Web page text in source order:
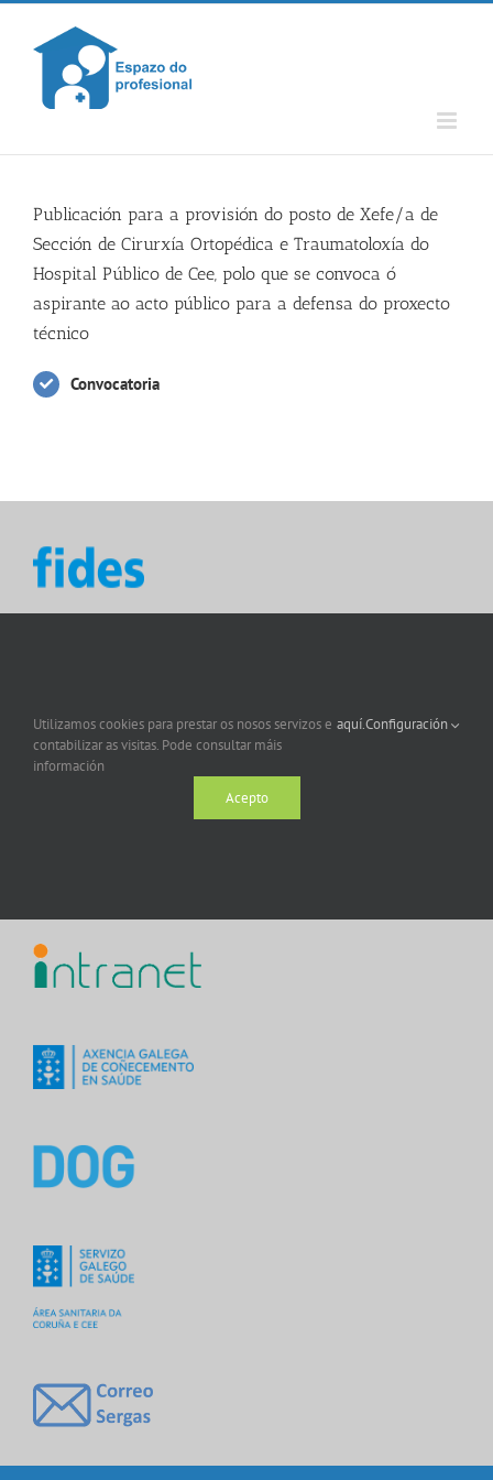
Skip
content
Publicación para a provisión do posto de Xefe/a de
Sección de Cirurxía Ortopédica e Traumatoloxía do
Hospital Público de Cee, polo que se convoca ó
aspirante ao acto público para a defensa do proxecto
técnico
Convocatoria
Utilizamos cookies para prestar os nosos servizos e
contabilizar as visitas. Pode consultar máis
información
aquí.Configuración
Acepto